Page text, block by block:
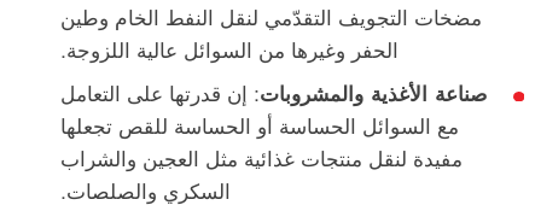
مضخات التجويف التقدّمي لنقل النفط الخام وطين
الحفر وغيرها من السوائل عالية اللزوجة.
صناعة الأغذية والمشروبات: إن قدرتها على التعامل
مع السوائل الحساسة أو الحساسة للقص تجعلها
مفيدة لنقل منتجات غذائية مثل العجين والشراب
السكري والصلصات.